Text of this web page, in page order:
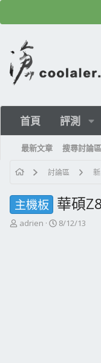
首頁 評測
最新文章 搜尋討論區
討論區
主機板 華碩
主
adrien
開
8/12/13